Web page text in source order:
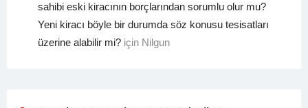
sahibi eski kiracının borçlarından sorumlu olur mu?
Yeni kiracı böyle bir durumda söz konusu tesisatları
üzerine alabilir mi?için Nilgun